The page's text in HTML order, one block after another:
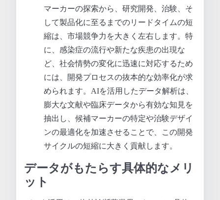
マーカーの探索から、研究開発、治験、そ
して製品化に至るまでのリードタイムの短
縮は、市場競争力を大きく左右します。特
に、感染症の流行や新たな疾患の出現な
ど、社会情勢の変化に迅速に対応するため
には、開発プロセスの抜本的な効率化が求
められます。AIを活用したデータ解析は、
膨大な文献や臨床データから有効な知見を
抽出し、候補マーカーの特定や治験デザイ
ンの最適化を加速させることで、この開発
サイクルの短縮に大きく貢献します。
データがもたらす具体的なメリ
ット